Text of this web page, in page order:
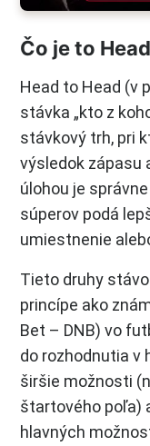
Čo je to
Head to Head (v
stávka „kto z
stávkový trh, pri
výsledok zápasu
úlohou je
súperov podá
umiestnenie
Tieto druhy
princípe ako
Bet – DNB) vo
do rozhodnutia v
širšie možnosti
štartového poľa)
hlavných